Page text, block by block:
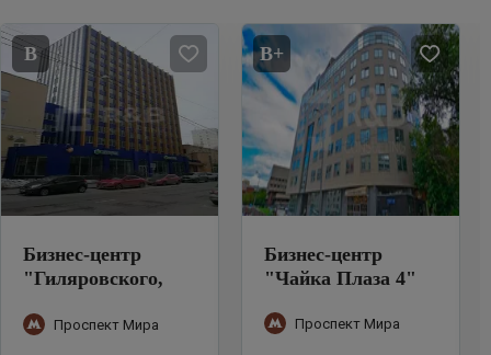
B
Бизнес-центр
"Гиляровского,
Проспект Мира
B+
Бизнес-центр
"Чайка Плаза 4"
Проспект Мира